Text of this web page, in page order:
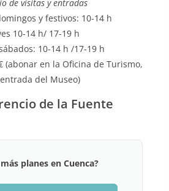
de visitas y entradas
y festivos: 10-14 h
10-14 h/ 17-19 h
10-14 h /17-19 h
(abonar en la Oficina de Turismo,
del Museo)
de la Fuente
planes en Cuenca?